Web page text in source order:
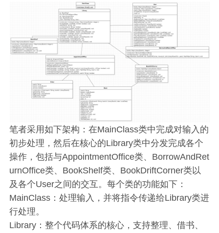
笔者采用如下架构：在MainClass类中完成对输入的
初步处理，然后在核心的Library类中分发完成各个
操作，包括与AppointmentOffice类、BorrowAndRet
urnOffice类、BookShelf类、BookDriftCorner类以
及各个User之间的交互。每个类的功能如下：
MainClass：处理输入，并将指令传递给Library类进
行处理。
Library：整个代码体系的核心，支持整理、借书、